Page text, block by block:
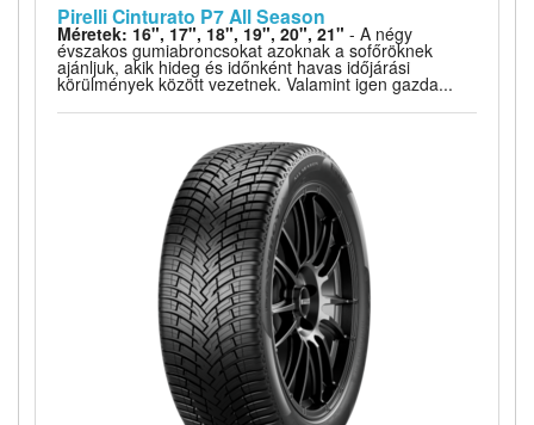
Pirelli Cinturato P7 All Season
Méretek: 16", 17", 18", 19", 20", 21" - A négy
évszakos gumiabroncsokat azoknak a sofőröknek
ajánljuk, akik hideg és időnként havas időjárási
körülmények között vezetnek. Valamint igen gazda...